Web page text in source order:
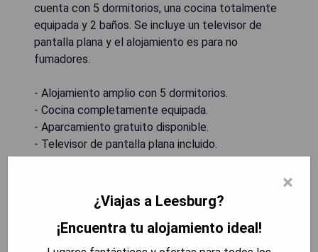
cuenta con 5 dormitorios, una cocina totalmente
equipada y 2 baños. Se incluye un televisor de
pantalla plana y el alojamiento es para no
fumadores.
- Alojamiento amplio con 5 dormitorios.
- Cocina completamente equipada.
- Aparcamiento gratuito disponible.
- Televisor de pantalla plana incluido.
- Propiedad para no fumadores.
MOSTRAR PRECIOS
×
¿Viajas a Leesburg?
¡Encuentra tu alojamiento ideal!